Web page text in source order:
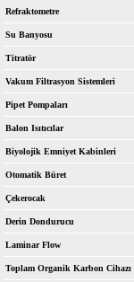
Refraktometre
Su Banyosu
Titratör
Vakum Filtrasyon Sistemleri
Pipet Pompaları
Balon Isıtıcılar
Biyolojik Emniyet Kabinleri
Otomatik Büret
Çekerocak
Derin Dondurucu
Laminar Flow
Toplam Organik Karbon Cihazı